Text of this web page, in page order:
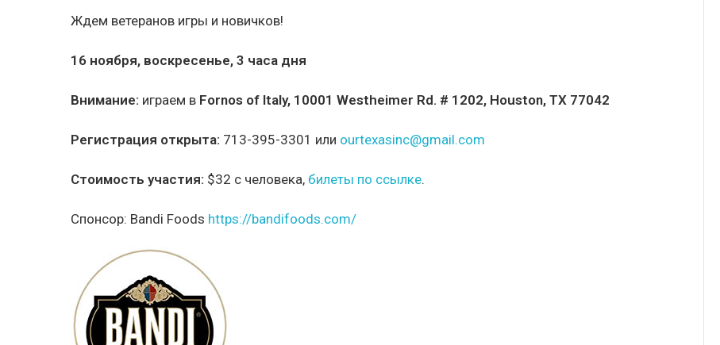
Ждем ветеранов игры и новичков!
16 ноября, воскресенье, 3 часа дня
Внимание: играем в Fornos of Italy, 10001 Westheimer Rd. # 1202, Houston, TX 77042
Регистрация открыта: 713-395-3301 или ourtexasinc@gmail.com
Стоимость участия: $32 с человека, билеты по ссылке.
Спонсор: Bandi Foods https://bandifoods.com/